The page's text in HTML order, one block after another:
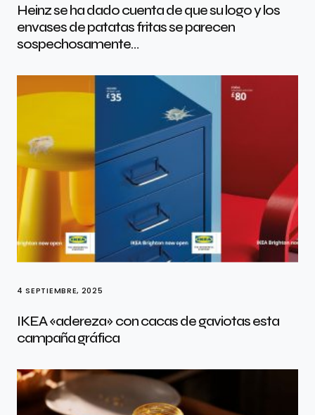
Heinz se ha dado cuenta de que su logo y los
envases de patatas fritas se parecen
sospechosamente…
4 SEPTIEMBRE, 2025
IKEA «adereza» con cacas de gaviotas esta
campaña gráfica